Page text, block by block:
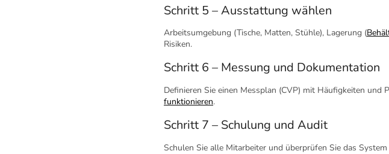
Schritt 5 – Ausstattung wählen
Arbeitsumgebung (Tische, Matten, Stühle), Lagerung (
Risiken.
Schritt 6 – Messung und Dokumentation
Definieren Sie einen Messplan (CVP) mit Häufigkeiten
funktionieren.
Schritt 7 – Schulung und Audit
Schulen Sie alle Mitarbeiter und überprüfen Sie das